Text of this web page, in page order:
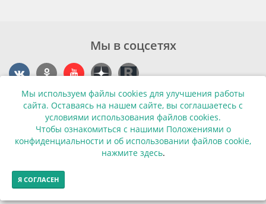
Мы используем файлы cookies для улучшения работы
сайта. Оставаясь на нашем сайте, вы соглашаетесь с
условиями использования файлов cookies.
Чтобы ознакомиться с нашими Положениями о
конфиденциальности и об использовании файлов cookie,
нажмите здесь.
Я СОГЛАСЕН
Мы в соцсетях
Контакты
г. Калининград, ул. Эпроновская, 1
Часы работы: с 10:00 до 20:00
© Финансовая грамотность населения 2013-2026г.